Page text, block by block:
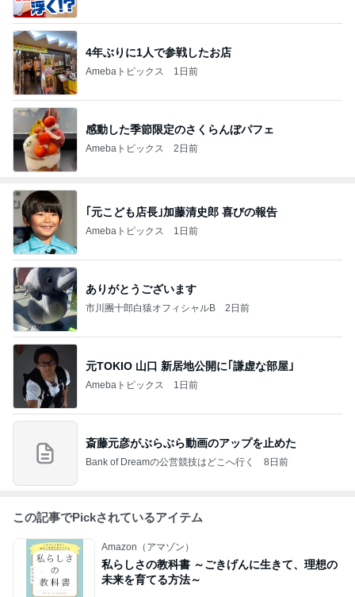
4年ぶりに1人で参戦したお店
Amebaトピックス 1日前
感動した季節限定のさくらんぼパフェ
Amebaトピックス 2日前
｢元こども店長｣加藤清史郎 喜びの報告
Amebaトピックス 1日前
ありがとうございます
市川團十郎白猿オフィシャルB 2日前
元TOKIO 山口 新居地公開に｢謙虚な部屋｣
Amebaトピックス 1日前
斎藤元彦がぶらぶら動画のアップを止めた
Bank of Dreamの公営競技はどこへ行く 8日前
この記事でPickされているアイテム
Amazon（アマゾン）
私らしさの教科書 ～ごきげんに生きて、理想の
未来を育てる方法～